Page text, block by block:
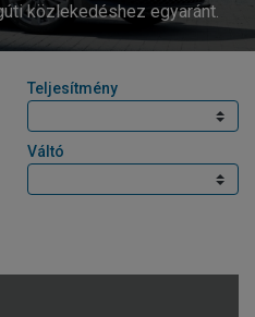
közlekedéshez egyaránt.
Teljesítmény
Váltó